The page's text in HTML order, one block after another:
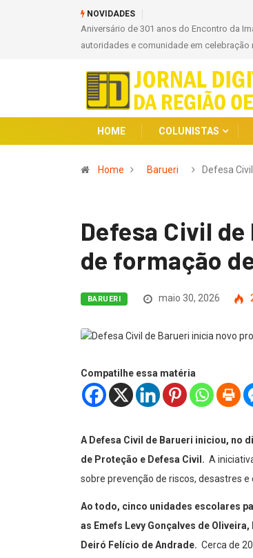
NOVIDADES
Aniversário de 301 anos do Encontro da
autoridades e comunidade em
HOME COLUNISTAS
Home Barueri Defesa Civil
Defesa Civil
de formação
BARUERI maio 30, 2026
Compatilhe essa matéria
A Defesa Civil de Barueri iniciou, no
de Proteção e Defesa Civil. A
sobre prevenção de riscos, desastres
Ao todo, cinco unidades escolares
as Emefs Levy Gonçalves de
Deiró Felício de Andrade. Cerca de